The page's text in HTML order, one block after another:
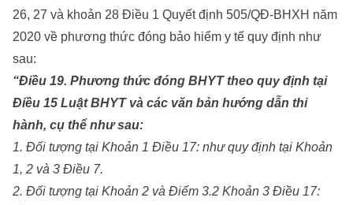
26, 27 và khoản 28 Điều 1 Quyết định 505/QĐ-BHXH năm
2020 về phương thức đóng bảo hiểm y tế quy định như
sau:
“Điều 19. Phương thức đóng BHYT theo quy định tại
Điều 15 Luật BHYT và các văn bản hướng dẫn thi
hành, cụ thể như sau:
1. Đối tượng tại Khoản 1 Điều 17: như quy định tại Khoản
1, 2 và 3 Điều 7.
2. Đối tượng tại Khoản 2 và Điểm 3.2 Khoản 3 Điều 17: